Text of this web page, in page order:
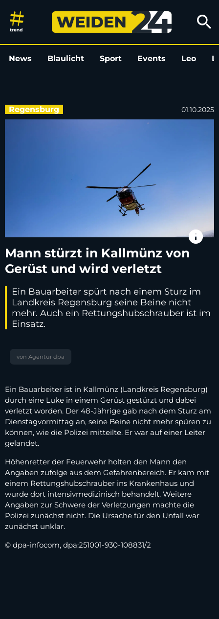
Mann stürzt in Kallmünz von
search
News Blaulicht Sport Events Leo
Regensburg 01.10.2025
info
Mann stürzt in Kallmünz von
Gerüst und wird verletzt
Ein Bauarbeiter spürt nach einem Sturz im
Landkreis Regensburg seine Beine nicht
mehr. Auch ein Rettungshubschrauber ist im
Einsatz.
von Agentur dpa
Ein Bauarbeiter ist in Kallmünz (Landkreis Regensburg)
durch eine Luke in einem Gerüst gestürzt und dabei
verletzt worden. Der 48-Jährige gab nach dem Sturz am
Dienstagvormittag an, seine Beine nicht mehr spüren zu
können, wie die Polizei mitteilte. Er war auf einer Leiter
gelandet.
Höhenretter der Feuerwehr holten den Mann den
Angaben zufolge aus dem Gefahrenbereich. Er kam mit
einem Rettungshubschrauber ins Krankenhaus und
wurde dort intensivmedizinisch behandelt. Weitere
Angaben zur Schwere der Verletzungen machte die
Polizei zunächst nicht. Die Ursache für den Unfall war
zunächst unklar.
© dpa-infocom, dpa:251001-930-108831/2